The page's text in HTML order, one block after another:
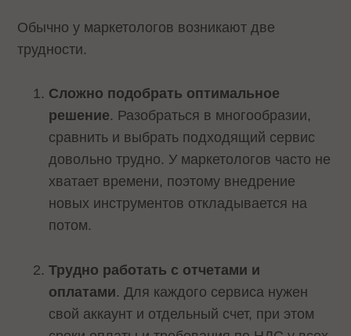
Обычно у маркетологов возникают две
трудности.
Сложно подобрать оптимальное
решение. Разобраться в многообразии,
сравнить и выбрать подходящий сервис
довольно трудно. У маркетологов часто не
хватает времени, поэтому внедрение
новых инструментов откладывается на
потом.
Трудно работать с отчетами и
оплатами. Для каждого сервиса нужен
свой аккаунт и отдельный счет, при этом